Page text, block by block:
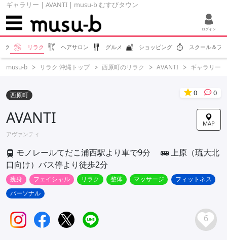
ギャラリー | AVANTI | musu-b むすびタウン
ログイン
ク リラク ヘアサロン グルメ ショッピング スクール＆フ
musu-b リラク 沖縄トップ 西原町のリラク AVANTI ギャラリー
西原町 0 0
MAP
AVANTI
アヴァンティ
モノレールてだこ浦西駅より車で9分
上原（琉大北
口向け）バス停より徒歩2分
痩身 フェイシャル リラク 整体 マッサージ
フィットネス
パーソナル
6